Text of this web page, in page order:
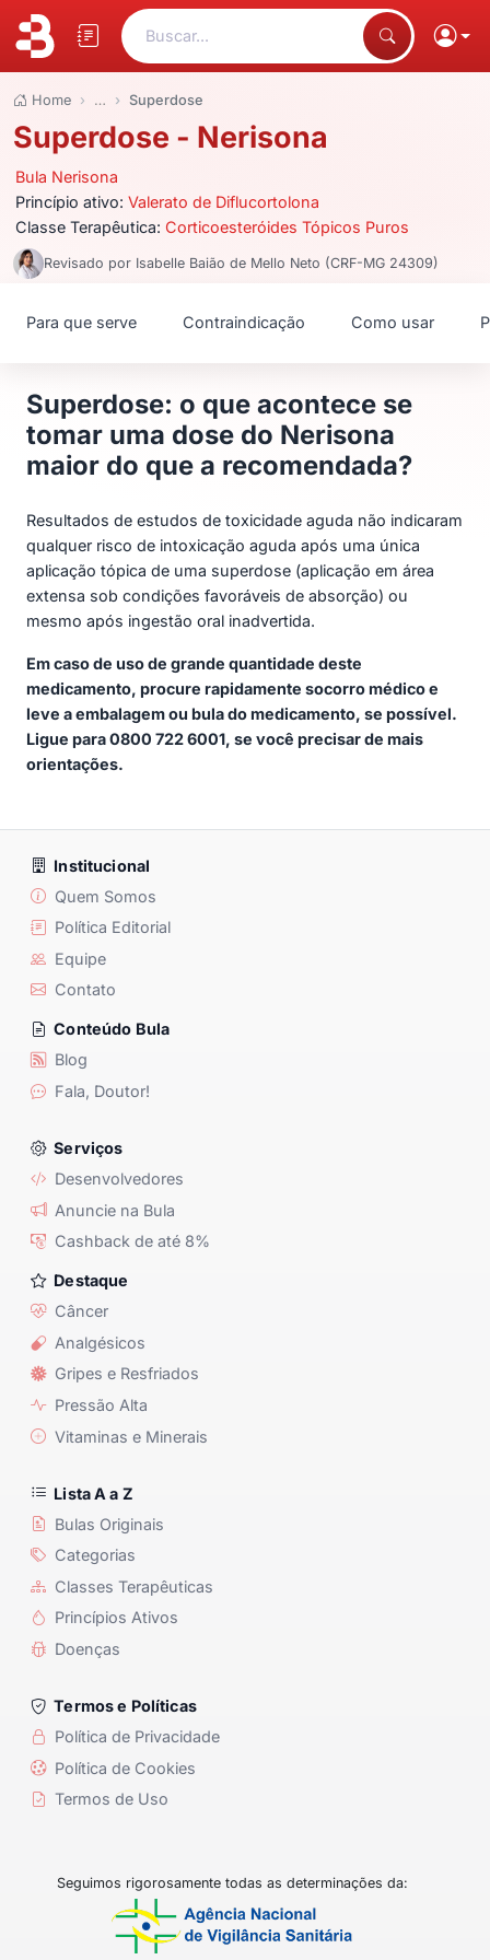
Buscar...
Home … Superdose
Superdose - Nerisona
Bula Nerisona
Princípio ativo:Valerato de Diflucortolona
Classe Terapêutica:Corticoesteróides Tópicos Puros
Revisado por Isabelle Baião de Mello Neto (CRF-MG 24309)
Para que serve Contraindicação Como usar
Superdose: o que acontece se
tomar uma dose do Nerisona
maior do que a recomendada?
Resultados de estudos de toxicidade aguda não indicaram
qualquer risco de intoxicação aguda após uma única
aplicação tópica de uma superdose (aplicação em área
extensa sob condições favoráveis de absorção) ou
mesmo após ingestão oral inadvertida.
Em caso de uso de grande quantidade deste
medicamento, procure rapidamente socorro médico e
leve a embalagem ou bula do medicamento, se possível.
Ligue para 0800 722 6001, se você precisar de mais
orientações.
Institucional
Quem Somos
Política Editorial
Equipe
Contato
Conteúdo Bula
Blog
Fala, Doutor!
Serviços
Desenvolvedores
Anuncie na Bula
Cashback de até 8%
Destaque
Câncer
Analgésicos
Gripes e Resfriados
Pressão Alta
Vitaminas e Minerais
Lista A a Z
Bulas Originais
Categorias
Classes Terapêuticas
Princípios Ativos
Doenças
Termos e Políticas
Política de Privacidade
Política de Cookies
Termos de Uso
Seguimos rigorosamente todas as determinações da: